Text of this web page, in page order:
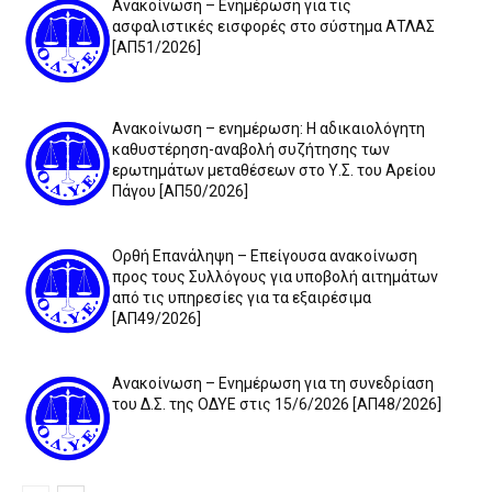
Ανακοίνωση – Ενημέρωση για τις
ασφαλιστικές εισφορές στο σύστημα ΑΤΛΑΣ
[ΑΠ51/2026]
Ανακοίνωση – ενημέρωση: Η αδικαιολόγητη
καθυστέρηση-αναβολή συζήτησης των
ερωτημάτων μεταθέσεων στο Υ.Σ. του Αρείου
Πάγου [ΑΠ50/2026]
Ορθή Επανάληψη – Επείγουσα ανακοίνωση
προς τους Συλλόγους για υποβολή αιτημάτων
από τις υπηρεσίες για τα εξαιρέσιμα
[ΑΠ49/2026]
Ανακοίνωση – Ενημέρωση για τη συνεδρίαση
του Δ.Σ. της ΟΔΥΕ στις 15/6/2026 [ΑΠ48/2026]